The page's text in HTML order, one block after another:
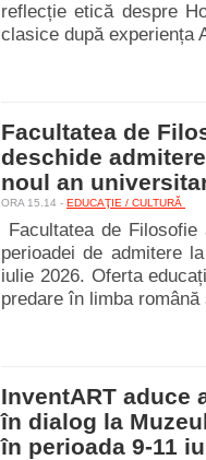
reflecție etică despre
clasice după experiența
Facultatea de
deschide
noul an
ORA 15.14 - EDUCAŢIE / CULTURĂ
Facultatea de
perioadei de admitere
iulie 2026. Oferta
predare în limba
InventART aduce
în dialog la
în perioada 9-11